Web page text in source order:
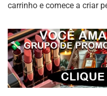
carrinho e comece a criar